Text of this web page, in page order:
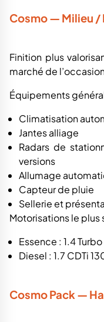
Cosmo — Milieu /
Finition plus
marché de
Équipements
Climatisation
Jantes alliage
Radars de
versions
Allumage
Capteur de pluie
Sellerie et
Motorisations le plus
Essence : 1.4
Diesel : 1.7 CDTi
Cosmo Pack —